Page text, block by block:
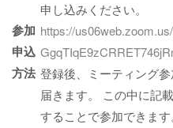
参加
申込
方法
申し込みください。
https://
登録後、ミーティング
届きます。 この中に記
することで参加できます